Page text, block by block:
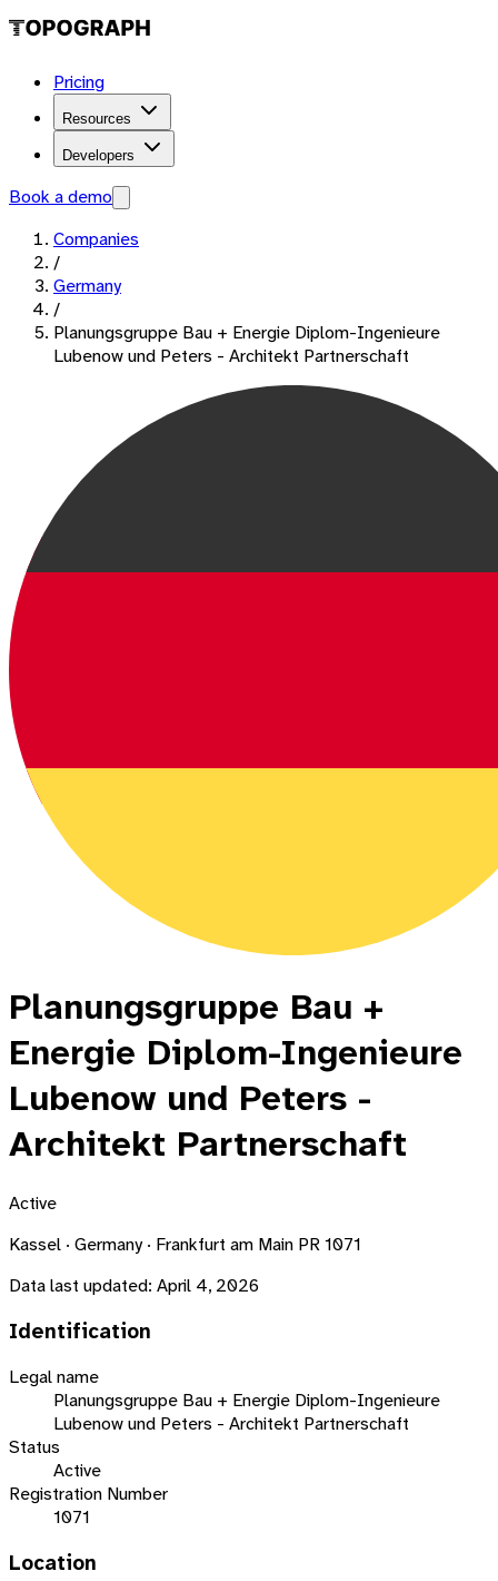
Pricing
Resources
Developers
Book a demo
Companies
/
Germany
/
Planungsgruppe Bau + Energie Diplom-Ingenieure
Lubenow und Peters - Architekt Partnerschaft
Planungsgruppe Bau +
Energie Diplom-Ingenieure
Lubenow und Peters -
Architekt Partnerschaft
Active
Kassel · Germany · Frankfurt am Main PR 1071
Data last updated: April 4, 2026
Identification
Legal name
Planungsgruppe Bau + Energie Diplom-Ingenieure
Lubenow und Peters - Architekt Partnerschaft
Status
Active
Registration Number
1071
Location